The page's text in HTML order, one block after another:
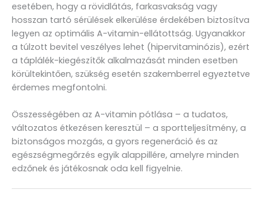
esetében, hogy a rövidlátás, farkasvakság vagy
hosszan tartó sérülések elkerülése érdekében biztosítva
legyen az optimális A-vitamin-ellátottság. Ugyanakkor
a túlzott bevitel veszélyes lehet (hipervitaminózis), ezért
a táplálék-kiegészítők alkalmazását minden esetben
körültekintően, szükség esetén szakemberrel egyeztetve
érdemes megfontolni.
Összességében az A-vitamin pótlása – a tudatos,
változatos étkezésen keresztül – a sportteljesítmény, a
biztonságos mozgás, a gyors regeneráció és az
egészségmegőrzés egyik alappillére, amelyre minden
edzőnek és játékosnak oda kell figyelnie.